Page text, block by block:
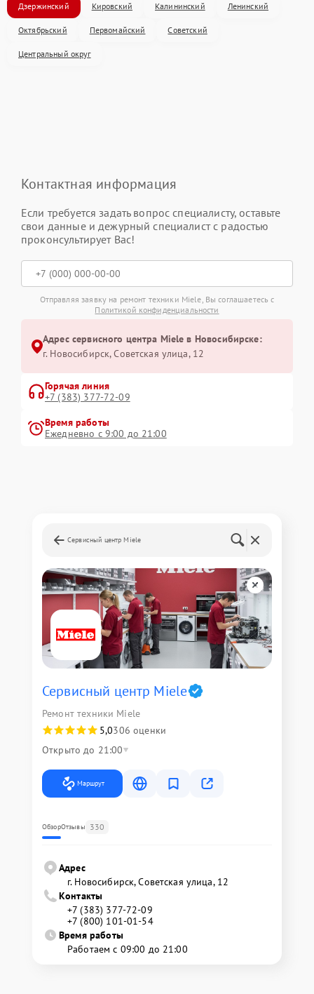
Дзержинский Кировский Калининский Ленинский
Октябрьский Первомайский Советский
Центральный округ
Контактная информация
Если требуется задать вопрос специалисту, оставьте
свои данные и дежурный специалист с радостью
проконсультирует Вас!
Отправляя заявку на ремонт техники Miele, Вы соглашаетесь с
Политикой конфиденциальности
Адрес сервисного центра Miele в Новосибирске:
г. Новосибирск, Советская улица, 12
Горячая линия
+7 (383) 377-72-09
Время работы
Ежедневно с 9:00 до 21:00
Сервисный центр Miele
Сервисный центр Miele
Ремонт техники Miele
5,0306 оценки
Открыто до 21:00
Маршрут
ОбзорОтзывы 330
Адрес
г. Новосибирск, Советская улица, 12
Контакты
+7 (383) 377-72-09
+7 (800) 101-01-54
Время работы
Работаем с 09:00 до 21:00